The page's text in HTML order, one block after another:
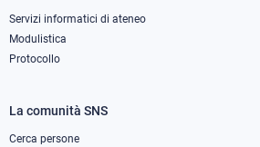
Servizi informatici di ateneo
Modulistica
Protocollo
Footer
La comunità SNS
Cerca persone